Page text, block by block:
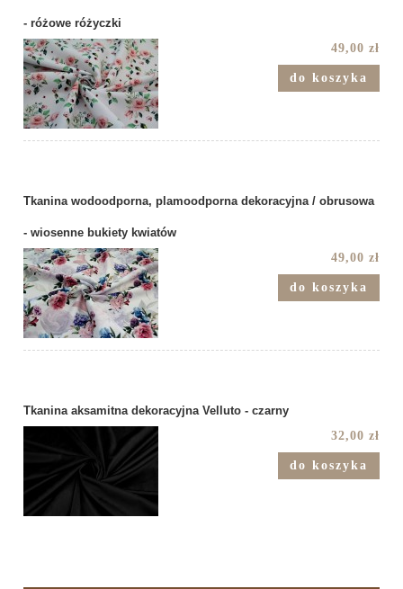
- różowe różyczki
49,00 zł
do koszyka
Tkanina wodoodporna, plamoodporna dekoracyjna / obrusowa
- wiosenne bukiety kwiatów
49,00 zł
do koszyka
Tkanina aksamitna dekoracyjna Velluto - czarny
32,00 zł
do koszyka